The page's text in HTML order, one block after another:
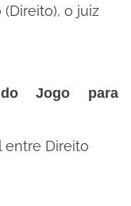
o juiz
Jogo para
entre Direito